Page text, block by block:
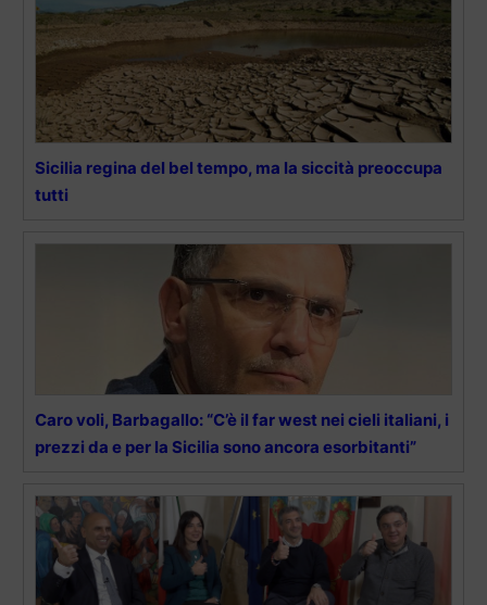
Sicilia regina del bel tempo, ma la siccità preoccupa
tutti
Caro voli, Barbagallo: “C’è il far west nei cieli italiani, i
prezzi da e per la Sicilia sono ancora esorbitanti”